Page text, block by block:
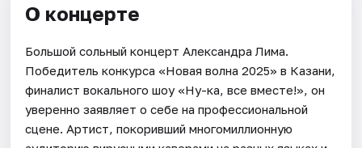
О концерте
Большой сольный концерт Александра Лима.
Победитель конкурса «Новая волна 2025» в Казани,
финалист вокального шоу «Ну-ка, все вместе!», он
уверенно заявляет о себе на профессиональной
сцене. Артист, покоривший многомиллионную